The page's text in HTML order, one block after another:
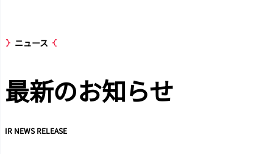
ニュース
最新のお知らせ
IR NEWS RELEASE